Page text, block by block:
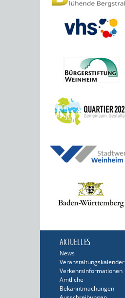
AKTUELLES
News
Veranstaltungskalender
Verkehrsinformationen
Amtliche
Bekanntmachungen